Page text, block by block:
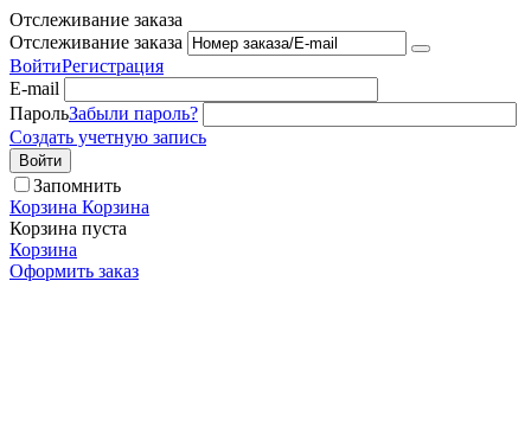
Отслеживание заказа
Отслеживание заказа
ВойтиРегистрация
E-mail
ПарольЗабыли пароль?
Создать учетную запись
Войти
Запомнить
Корзина Корзина
Корзина пуста
Корзина
Оформить заказ